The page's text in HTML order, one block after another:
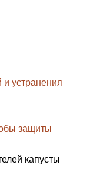
устранения
защиты
капусты